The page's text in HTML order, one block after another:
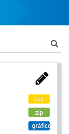
csv
zip
gráfico